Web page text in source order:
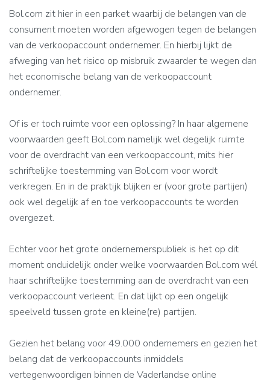
Bol.com zit hier in een parket waarbij de belangen van de
consument moeten worden afgewogen tegen de belangen
van de verkoopaccount ondernemer. En hierbij lijkt de
afweging van het risico op misbruik zwaarder te wegen dan
het economische belang van de verkoopaccount
ondernemer.
Of is er toch ruimte voor een oplossing? In haar algemene
voorwaarden geeft Bol.com namelijk wel degelijk ruimte
voor de overdracht van een verkoopaccount, mits hier
schriftelijke toestemming van Bol.com voor wordt
verkregen. En in de praktijk blijken er (voor grote partijen)
ook wel degelijk af en toe verkoopaccounts te worden
overgezet.
Echter voor het grote ondernemerspubliek is het op dit
moment onduidelijk onder welke voorwaarden Bol.com wél
haar schriftelijke toestemming aan de overdracht van een
verkoopaccount verleent. En dat lijkt op een ongelijk
speelveld tussen grote en kleine(re) partijen.
Gezien het belang voor 49.000 ondernemers en gezien het
belang dat de verkoopaccounts inmiddels
vertegenwoordigen binnen de Vaderlandse online